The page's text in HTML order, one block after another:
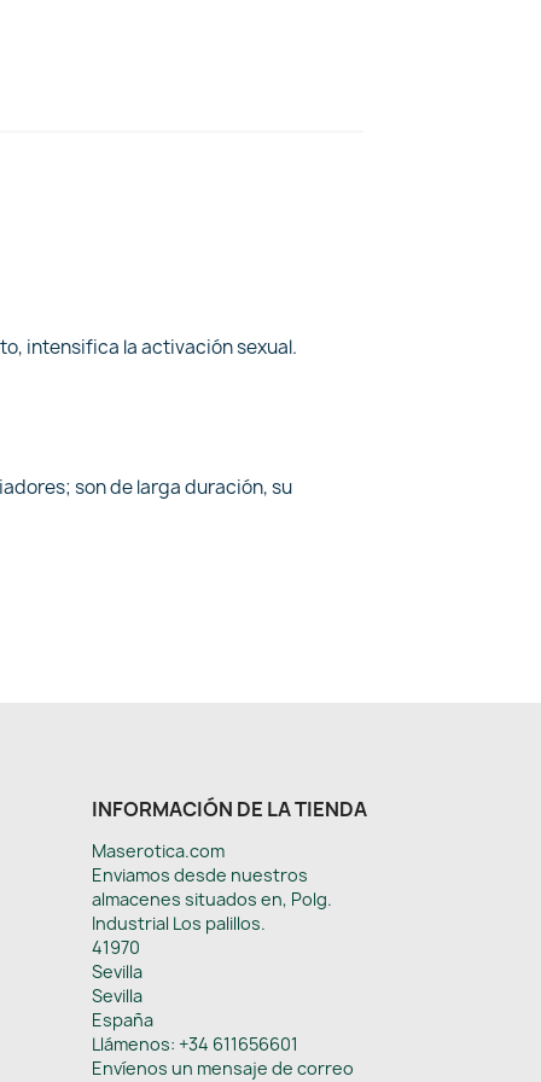
intensifica la activación sexual.
son de larga duración, su
INFORMACIÓN DE LA TIENDA
Maserotica.com
Enviamos desde nuestros
almacenes situados en, Polg.
Industrial Los palillos.
41970
Sevilla
Sevilla
España
Llámenos: +34 611656601
Envíenos un mensaje de correo